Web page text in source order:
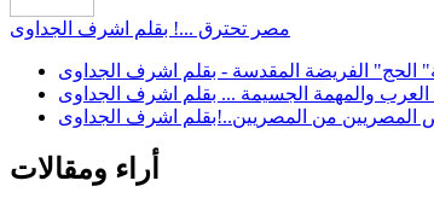
مصر تحترق ...! بقلم اشرف الجداوى
الحج" الفريضة المقدسة - بقلم اشرف الجداوى
العرب والمهمة الجسيمة ... بقلم اشرف الجداوى
المصريين من المصريين..!بقلم اشرف الجداوى
أراء ومقالات